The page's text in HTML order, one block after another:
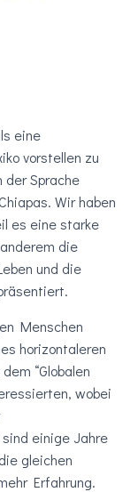
eine
vorstellen zu
der Sprache
Wir haben
es eine starke
die
und die
Menschen
horizontaleren
“Globalen
wobei
einige Jahre
gleichen
Erfahrung.